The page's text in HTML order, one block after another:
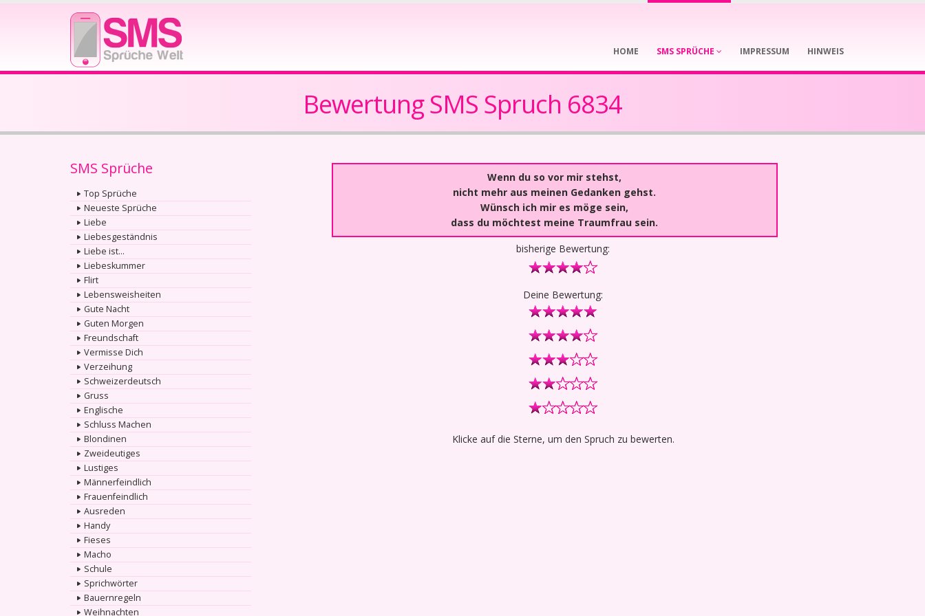
HOME SMS SPRÜCHE IMPRESSUM HINWEIS
Bewertung SMS Spruch 6834
SMS Sprüche
Top Sprüche
Neueste Sprüche
Liebe
Liebesgeständnis
Liebe ist...
Liebeskummer
Flirt
Lebensweisheiten
Gute Nacht
Guten Morgen
Freundschaft
Vermisse Dich
Verzeihung
Schweizerdeutsch
Gruss
Englische
Schluss Machen
Blondinen
Zweideutiges
Lustiges
Männerfeindlich
Frauenfeindlich
Ausreden
Handy
Fieses
Macho
Schule
Sprichwörter
Bauernregeln
Weihnachten
Wenn du so vor mir stehst,
nicht mehr aus meinen Gedanken gehst.
Wünsch ich mir es möge sein,
dass du möchtest meine Traumfrau sein.
bisherige Bewertung:
Deine Bewertung:
Klicke auf die Sterne, um den Spruch zu bewerten.